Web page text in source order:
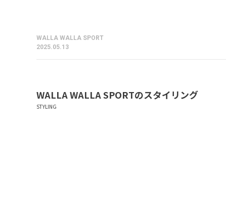
WALLA WALLA SPORT
2025.05.13
WALLA WALLA SPORTのスタイリング